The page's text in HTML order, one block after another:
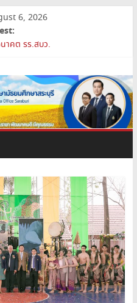
6, 2026
มความโปร่งใสในสำนักงานเขต
Team สู่เส้นทางความ
ท. ทั่วประเทศ ครั้งที่ 2/2569 “All
ารศึกษา ตำแหน่งศึกษานิเทศก์